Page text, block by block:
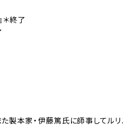
終了
た製本家・伊藤篤氏に師事してル